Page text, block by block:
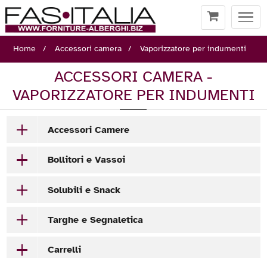
Home
Accessori camera Vaporizzatore per indumenti
ACCESSORI CAMERA -
VAPORIZZATORE PER INDUMENTI
Accessori Camere
Bollitori e Vassoi
Solubili e Snack
Targhe e Segnaletica
Carrelli